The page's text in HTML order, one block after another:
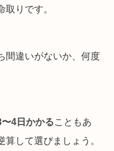
りです。
間違いがないか、何度
4日かかることもあ
して選びましょう。